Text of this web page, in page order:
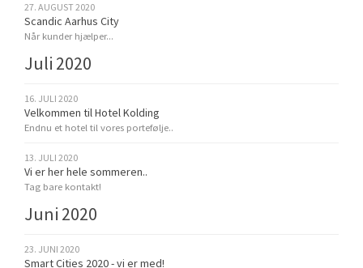
27. AUGUST 2020
Scandic Aarhus City
Når kunder hjælper...
Juli 2020
16. JULI 2020
Velkommen til Hotel Kolding
Endnu et hotel til vores portefølje..
13. JULI 2020
Vi er her hele sommeren..
Tag bare kontakt!
Juni 2020
23. JUNI 2020
Smart Cities 2020 - vi er med!